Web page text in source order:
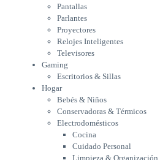
Bebés & Niños
Conservadoras & Térmicos
Electrodomésticos
Cocina
Cuidado Personal
Limpieza & Organización
Equipos de oficina
Herramientas & Utilidad
Impresoras
A chorro
Etiqueta & Ticket
Formato Ancho & Plotters
Láser
Pantallas
Parlantes
Proyectores
Relojes Inteligentes
Televisores
Gaming
Escritorios & Sillas
Hogar
Bebés & Niños
Conservadoras & Térmicos
Electrodomésticos
Cocina
Cuidado Personal
Limpieza & Organización